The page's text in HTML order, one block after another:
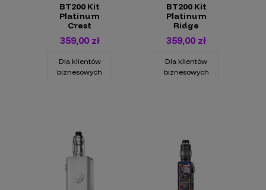
BT200 Kit
Platinum
Crest
359,00 zł
Dla klientów
biznesowych
BT200 Kit
Platinum
Ridge
359,00 zł
Dla klientów
biznesowych